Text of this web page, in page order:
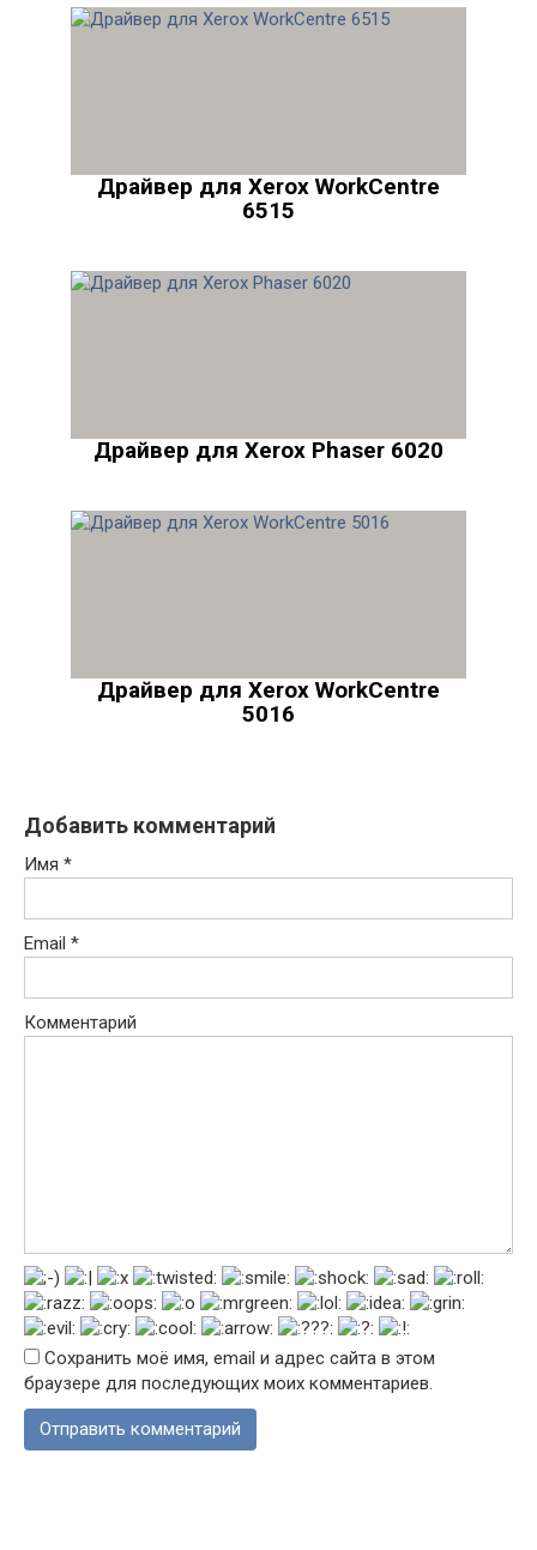
Драйвер для Xerox WorkCentre
6515
Драйвер для Xerox Phaser 6020
Драйвер для Xerox WorkCentre
5016
Добавить комментарий
Имя *
Email *
Комментарий
Сохранить моё имя, email и адрес сайта в этом
браузере для последующих моих комментариев.